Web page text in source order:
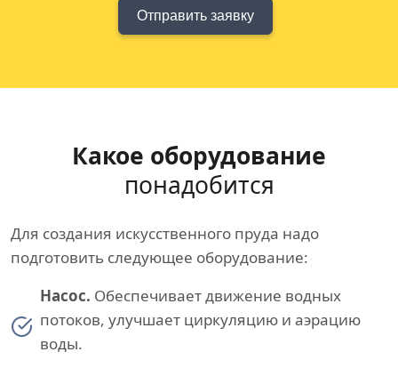
Отправить заявку
Какое оборудование
понадобится
Для создания искусственного пруда надо
подготовить следующее оборудование:
Насос. Обеспечивает движение водных
потоков, улучшает циркуляцию и аэрацию
воды.